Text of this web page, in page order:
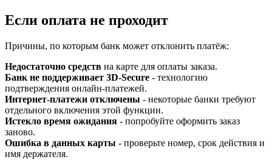
Если оплата не проходит
Причины, по которым банк может отклонить платёж:
Недостаточно средств на карте для оплаты заказа.
Банк не поддерживает 3D-Secure - технологию
подтверждения онлайн-платежей.
Интернет-платежи отключены - некоторые банки требуют
отдельного включения этой функции.
Истекло время ожидания - попробуйте оформить заказ
заново.
Ошибка в данных карты - проверьте номер, срок действия и
имя держателя.